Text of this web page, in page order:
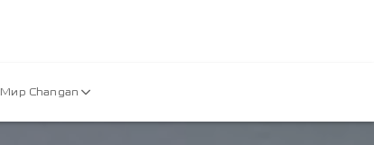
Мир Changan